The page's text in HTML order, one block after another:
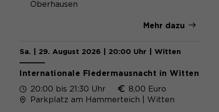
Oberhausen
Mehr dazu
Sa. | 29. August 2026 | 20:00 Uhr | Witten
Internationale Fledermausnacht in Witten
20:00 bis 21:30 Uhr
8,00 Euro
Parkplatz am Hammerteich | Witten